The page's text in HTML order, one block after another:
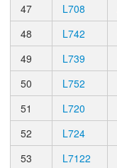
47
L708
48
L742
49
L739
50
L752
51
L720
52
L724
53
L7122